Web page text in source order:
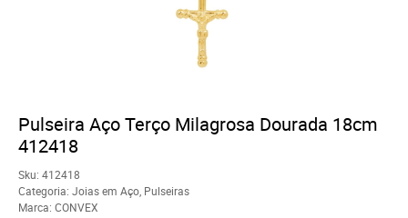
Pulseira Aço Terço Milagrosa Dourada 18cm
412418
Sku: 412418
Categoria: Joias em Aço Pulseiras
Marca: CONVEX